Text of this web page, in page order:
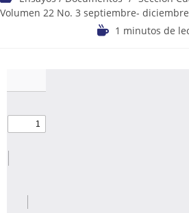
Volumen 22 No. 3 septiembre-
1 minutos de